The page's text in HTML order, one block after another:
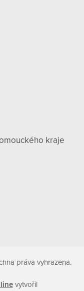
kraje
práva vyhrazena.
vytvořil